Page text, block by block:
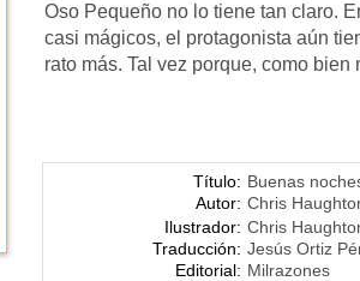
Oso Pequeño no lo tiene tan claro.
casi mágicos, el protagonista aún
rato más. Tal vez porque, como bien
Título: Buenas
Autor: Chris
Ilustrador: Chris
Traducción: Jesús Ortiz
Editorial: Milrazones